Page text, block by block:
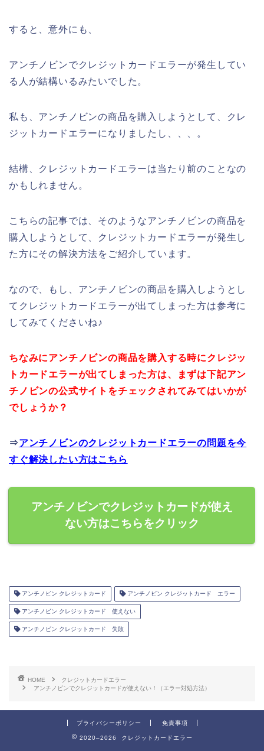
すると、意外にも、
アンチノビンでクレジットカードエラーが発生してい
る人が結構いるみたいでした。
私も、アンチノビンの商品を購入しようとして、クレ
ジットカードエラーになりましたし、、、。
結構、クレジットカードエラーは当たり前のことなの
かもしれません。
こちらの記事では、そのようなアンチノビンの商品を
購入しようとして、クレジットカードエラーが発生し
た方にその解決方法をご紹介しています。
なので、もし、アンチノビンの商品を購入しようとし
てクレジットカードエラーが出てしまった方は参考に
してみてくださいね♪
ちなみにアンチノビンの商品を購入する時にクレジッ
トカードエラーが出てしまった方は、まずは下記アン
チノビンの公式サイトをチェックされてみてはいかが
でしょうか？
⇒アンチノビンのクレジットカードエラーの問題を今
すぐ解決したい方はこちら
アンチノビンでクレジットカードが使え
ない方はこちらをクリック
アンチノビン クレジットカード アンチノビン クレジットカード エラー
アンチノビン クレジットカード 使えない
アンチノビン クレジットカード 失敗
HOME
クレジットカードエラー
アンチノビンでクレジットカードが使えない！（エラー対処方法）
プライバシーポリシー 免責事項
2020–2026 クレジットカードエラー